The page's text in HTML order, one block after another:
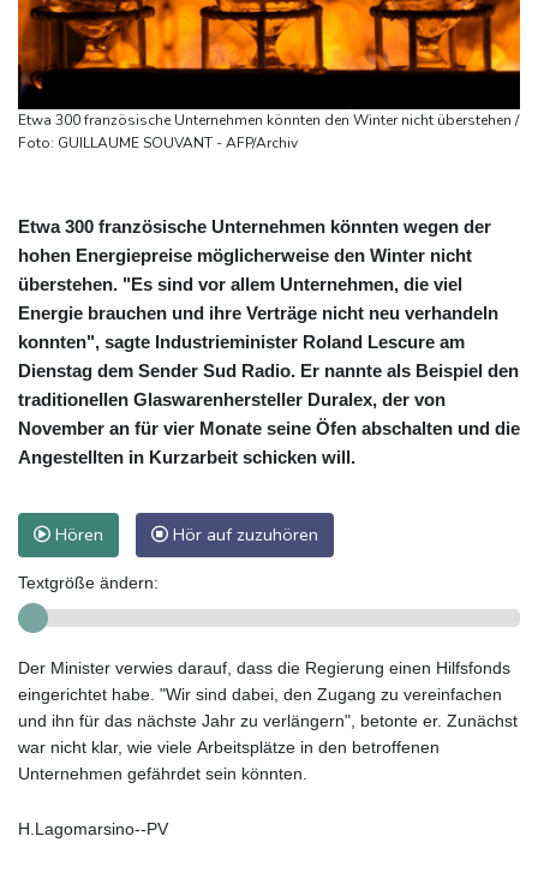
Etwa 300 französische Unternehmen könnten den Winter nicht überstehen /
Foto: GUILLAUME SOUVANT - AFP/Archiv
Etwa 300 französische Unternehmen könnten wegen der
hohen Energiepreise möglicherweise den Winter nicht
überstehen. "Es sind vor allem Unternehmen, die viel
Energie brauchen und ihre Verträge nicht neu verhandeln
konnten", sagte Industrieminister Roland Lescure am
Dienstag dem Sender Sud Radio. Er nannte als Beispiel den
traditionellen Glaswarenhersteller Duralex, der von
November an für vier Monate seine Öfen abschalten und die
Angestellten in Kurzarbeit schicken will.
Hören Hör auf zuzuhören
Textgröße ändern:
Der Minister verwies darauf, dass die Regierung einen Hilfsfonds
eingerichtet habe. "Wir sind dabei, den Zugang zu vereinfachen
und ihn für das nächste Jahr zu verlängern", betonte er. Zunächst
war nicht klar, wie viele Arbeitsplätze in den betroffenen
Unternehmen gefährdet sein könnten.
H.Lagomarsino--PV